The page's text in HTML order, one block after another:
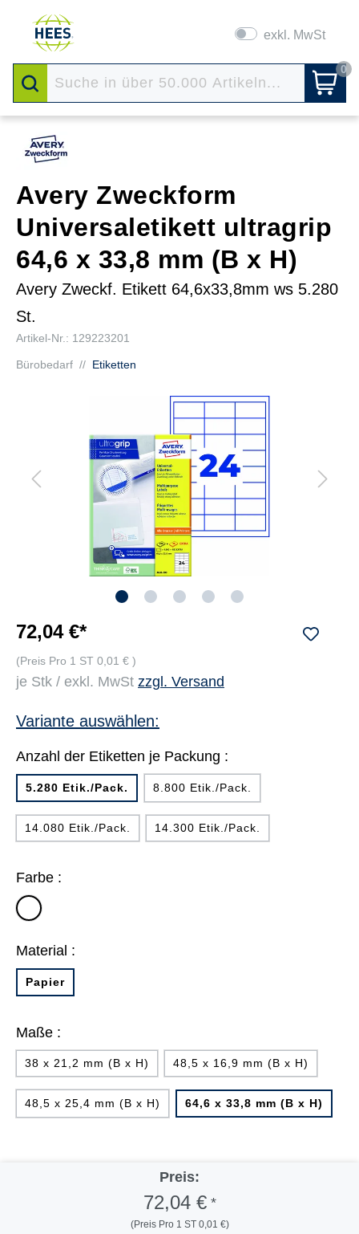
exkl. MwSt
0
Avery Zweckform
Universaletikett ultragrip
64,6 x 33,8 mm (B x H)
Avery Zweckf. Etikett 64,6x33,8mm ws 5.280
St.
Artikel-Nr.: 129223201
Bürobedarf // Etiketten
72,04 €*
(Preis Pro 1 ST 0,01 € )
je Stk / exkl. MwSt zzgl. Versand
Variante auswählen:
Anzahl der Etiketten je Packung :
5.280 Etik./Pack. 8.800 Etik./Pack.
14.080 Etik./Pack. 14.300 Etik./Pack.
Farbe :
weiß
Material :
Papier
Maße :
38 x 21,2 mm (B x H) 48,5 x 16,9 mm (B x H)
48,5 x 25,4 mm (B x H) 64,6 x 33,8 mm (B x H)
Preis:
72,04 €*
(Preis Pro 1 ST 0,01 €)